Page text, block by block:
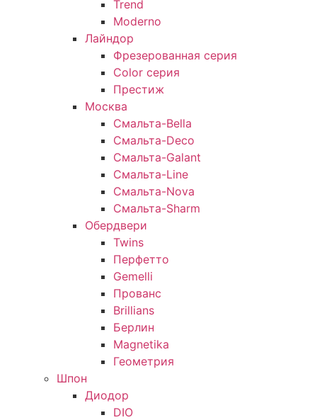
Trend
Moderno
Лайндор
Фрезерованная серия
Color серия
Престиж
Москва
Смальта-Bella
Смальта-Deco
Смальта-Galant
Смальта-Line
Смальта-Nova
Смальта-Sharm
Обердвери
Twins
Перфетто
Gemelli
Прованс
Brillians
Берлин
Magnetika
Геометрия
Шпон
Диодор
DIO